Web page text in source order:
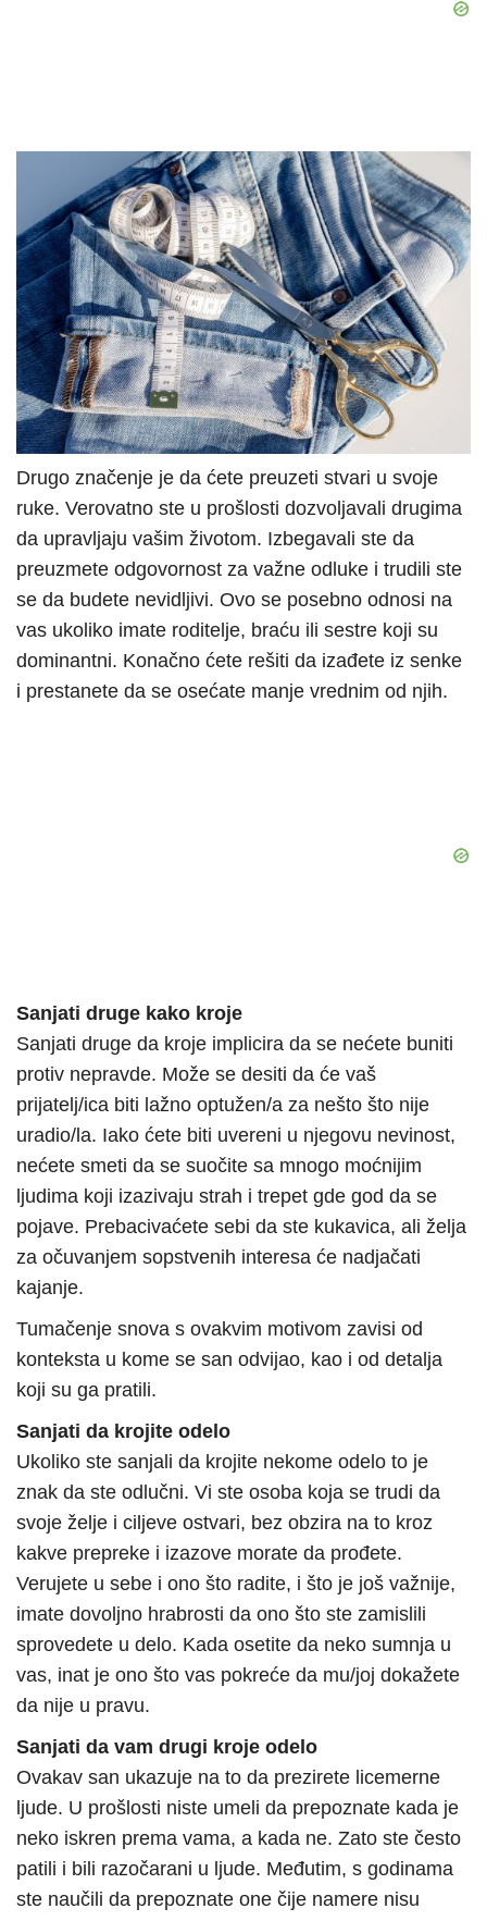
Drugo značenje je da ćete preuzeti stvari u svoje
ruke. Verovatno ste u prošlosti dozvoljavali drugima
da upravljaju vašim životom. Izbegavali ste da
preuzmete odgovornost za važne odluke i trudili ste
se da budete nevidljivi. Ovo se posebno odnosi na
vas ukoliko imate roditelje, braću ili sestre koji su
dominantni. Konačno ćete rešiti da izađete iz senke
i prestanete da se osećate manje vrednim od njih.
Sanjati druge kako kroje
Sanjati druge da kroje implicira da se nećete buniti
protiv nepravde. Može se desiti da će vaš
prijatelj/ica biti lažno optužen/a za nešto što nije
uradio/la. Iako ćete biti uvereni u njegovu nevinost,
nećete smeti da se suočite sa mnogo moćnijim
ljudima koji izazivaju strah i trepet gde god da se
pojave. Prebacivaćete sebi da ste kukavica, ali želja
za očuvanjem sopstvenih interesa će nadjačati
kajanje.
Tumačenje snova s ovakvim motivom zavisi od
konteksta u kome se san odvijao, kao i od detalja
koji su ga pratili.
Sanjati da krojite odelo
Ukoliko ste sanjali da krojite nekome odelo to je
znak da ste odlučni. Vi ste osoba koja se trudi da
svoje želje i ciljeve ostvari, bez obzira na to kroz
kakve prepreke i izazove morate da prođete.
Verujete u sebe i ono što radite, i što je još važnije,
imate dovoljno hrabrosti da ono što ste zamislili
sprovedete u delo. Kada osetite da neko sumnja u
vas, inat je ono što vas pokreće da mu/joj dokažete
da nije u pravu.
Sanjati da vam drugi kroje odelo
Ovakav san ukazuje na to da prezirete licemerne
ljude. U prošlosti niste umeli da prepoznate kada je
neko iskren prema vama, a kada ne. Zato ste često
patili i bili razočarani u ljude. Međutim, s godinama
ste naučili da prepoznate one čije namere nisu